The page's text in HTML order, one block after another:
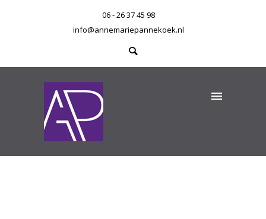
06 - 26 37 45 98
info@annemariepannekoek.nl